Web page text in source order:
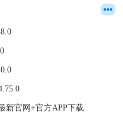
新官网+官方APP下载